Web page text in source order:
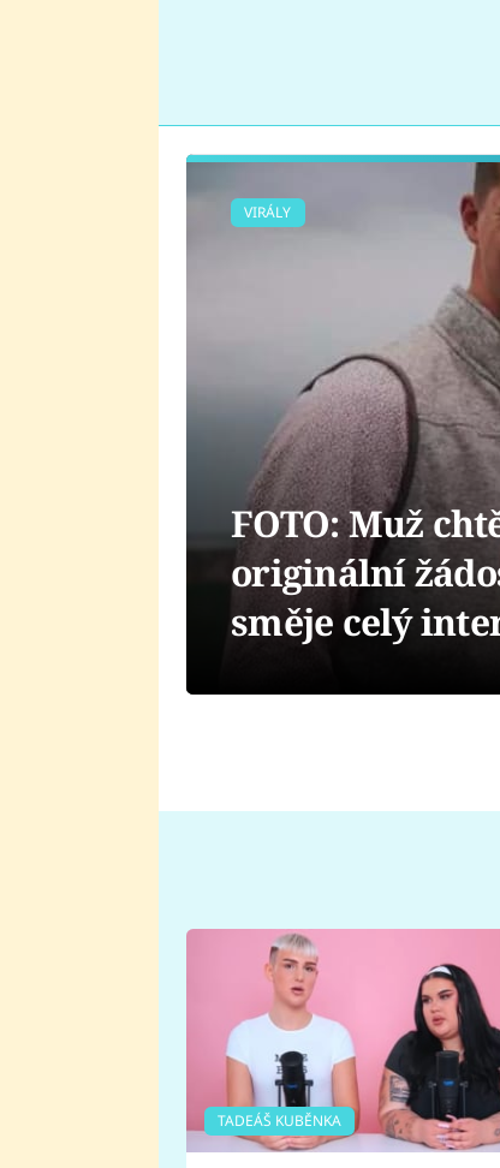
VIRÁLY
FOTO: Muž
originální
směje celý
TADEÁŠ KUBĚNKA